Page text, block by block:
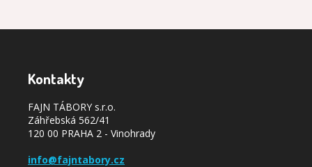
Kontakty
FAJN TÁBORY s.r.o.
Záhřebská 562/41
120 00 PRAHA 2 - Vinohrady
info@fajntabory.cz